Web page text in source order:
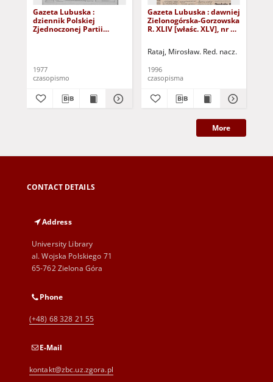
Gazeta Lubuska :
dziennik Polskiej
Zjednoczonej Partii
1977
czasopismo
Gazeta Lubuska : dawniej
Zielonogórska-Gorzowska
R. XLIV [właśc. XLV], nr 52
Rataj, Mirosław. Red. nacz.
1996
czasopisma
More
CONTACT DETAILS
Address
University Library
al. Wojska Polskiego 71
65-762 Zielona Góra
Phone
(+48) 68 328 21 55
E-Mail
kontakt@zbc.uz.zgora.pl